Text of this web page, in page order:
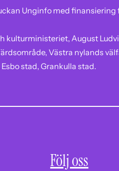
Unginfo med finansiering
kulturministeriet, August
Västra nylands
stad, Grankulla stad.
Följ oss